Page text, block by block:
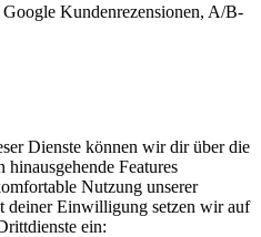
Kundenrezensionen, A/B-
Dienste können wir dir über die
Features
Nutzung unserer
deiner Einwilligung setzen wir auf
ein: